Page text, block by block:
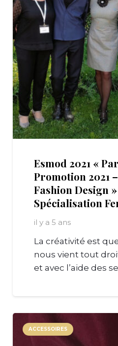
Esmod 2021 «
Promotion 2021
Fashion Design
Spécialisation
il y a 5 ans
La créativité est
nous vient tout
et avec l’aide des
ACCESSOIRES